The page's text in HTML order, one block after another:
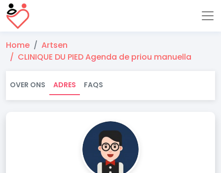
Home
Artsen
CLINIQUE DU PIED Agenda de priou manuella
OVER ONS ADRES FAQS